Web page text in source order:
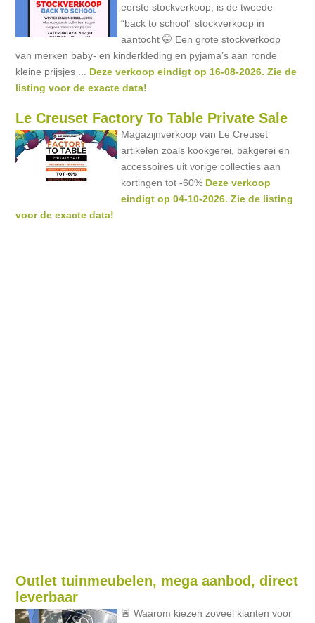
eerste stockverkoop, is de tweede
“back to school” stockverkoop in
aantocht 🤭 Een grote stockverkoop
van merken baby- en kinderkleding en pyjama’s aan ronde
kleine prijsjes ... Deze verkoop eindigt op 16-08-2026. Zie de
listing voor de exacte data!
Le Creuset Factory To Table Private Sale
Magazijnverkoop van Le Creuset
artikelen zoals kookgerei, bakgerei en
accessoires uit vorige collecties aan
kortingen tot -60% Deze verkoop
eindigt op 04-10-2026. Zie de listing
voor de exacte data!
Outlet tuinmeubelen, mega aanbod, direct
leverbaar
🚨 Waarom kiezen zoveel klanten voor